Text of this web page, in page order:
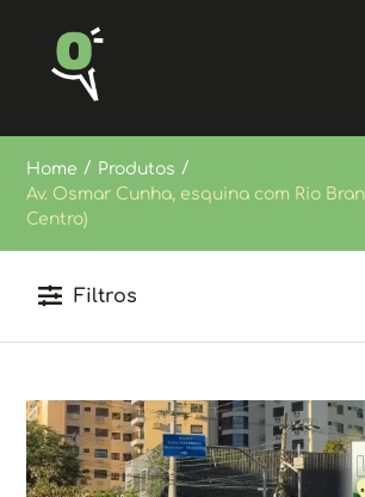
Home / Produtos /
Av. Osmar Cunha, esquina com Rio
Centro)
Filtros